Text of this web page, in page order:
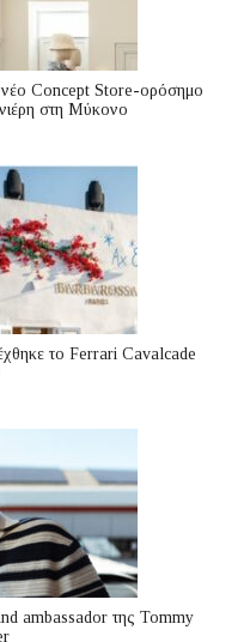
Concept Store-ορόσημο
στη Μύκονο
το Ferrari Cavalcade
ambassador της Tommy